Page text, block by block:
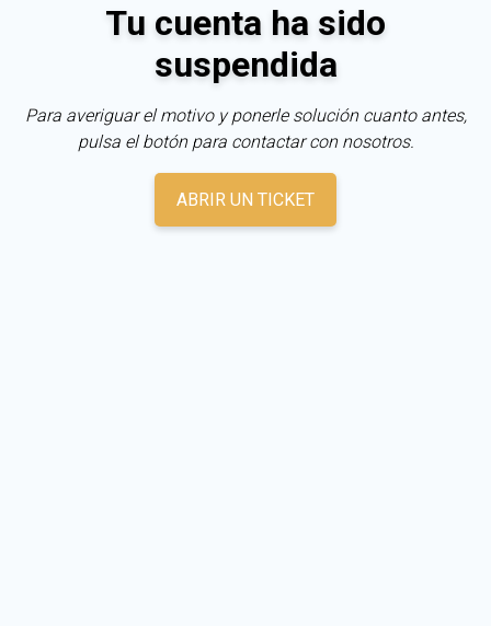
Tu cuenta ha sido
suspendida
Para averiguar el motivo y ponerle solución cuanto antes,
pulsa el botón para contactar con nosotros.
ABRIR UN TICKET